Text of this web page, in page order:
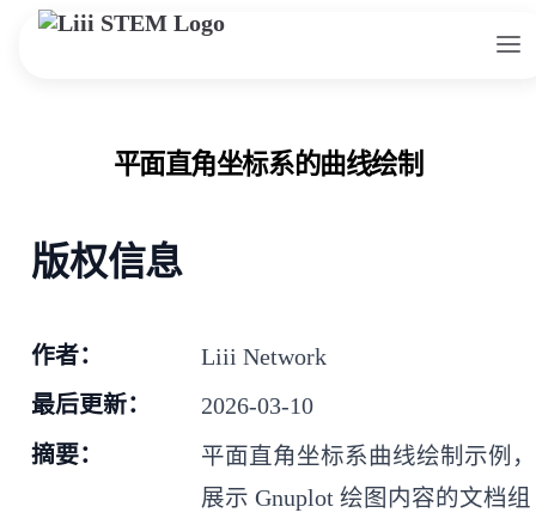
Skip to content
平面直角坐标系的曲线绘制
版权信息
作者： Liii Network
最后更新： 2026-03-10
摘要：
平面直角坐标系曲线绘制示例，
展示 Gnuplot 绘图内容的文档组